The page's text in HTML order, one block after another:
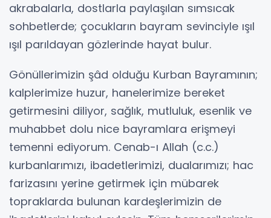
akrabalarla, dostlarla paylaşılan sımsıcak
sohbetlerde; çocukların bayram sevinciyle ışıl
ışıl parıldayan gözlerinde hayat bulur.
Gönüllerimizin şâd olduğu Kurban Bayramının;
kalplerimize huzur, hanelerimize bereket
getirmesini diliyor, sağlık, mutluluk, esenlik ve
muhabbet dolu nice bayramlara erişmeyi
temenni ediyorum. Cenab-ı Allah (c.c.)
kurbanlarımızı, ibadetlerimizi, dualarımızı; hac
farizasını yerine getirmek için mübarek
topraklarda bulunan kardeşlerimizin de